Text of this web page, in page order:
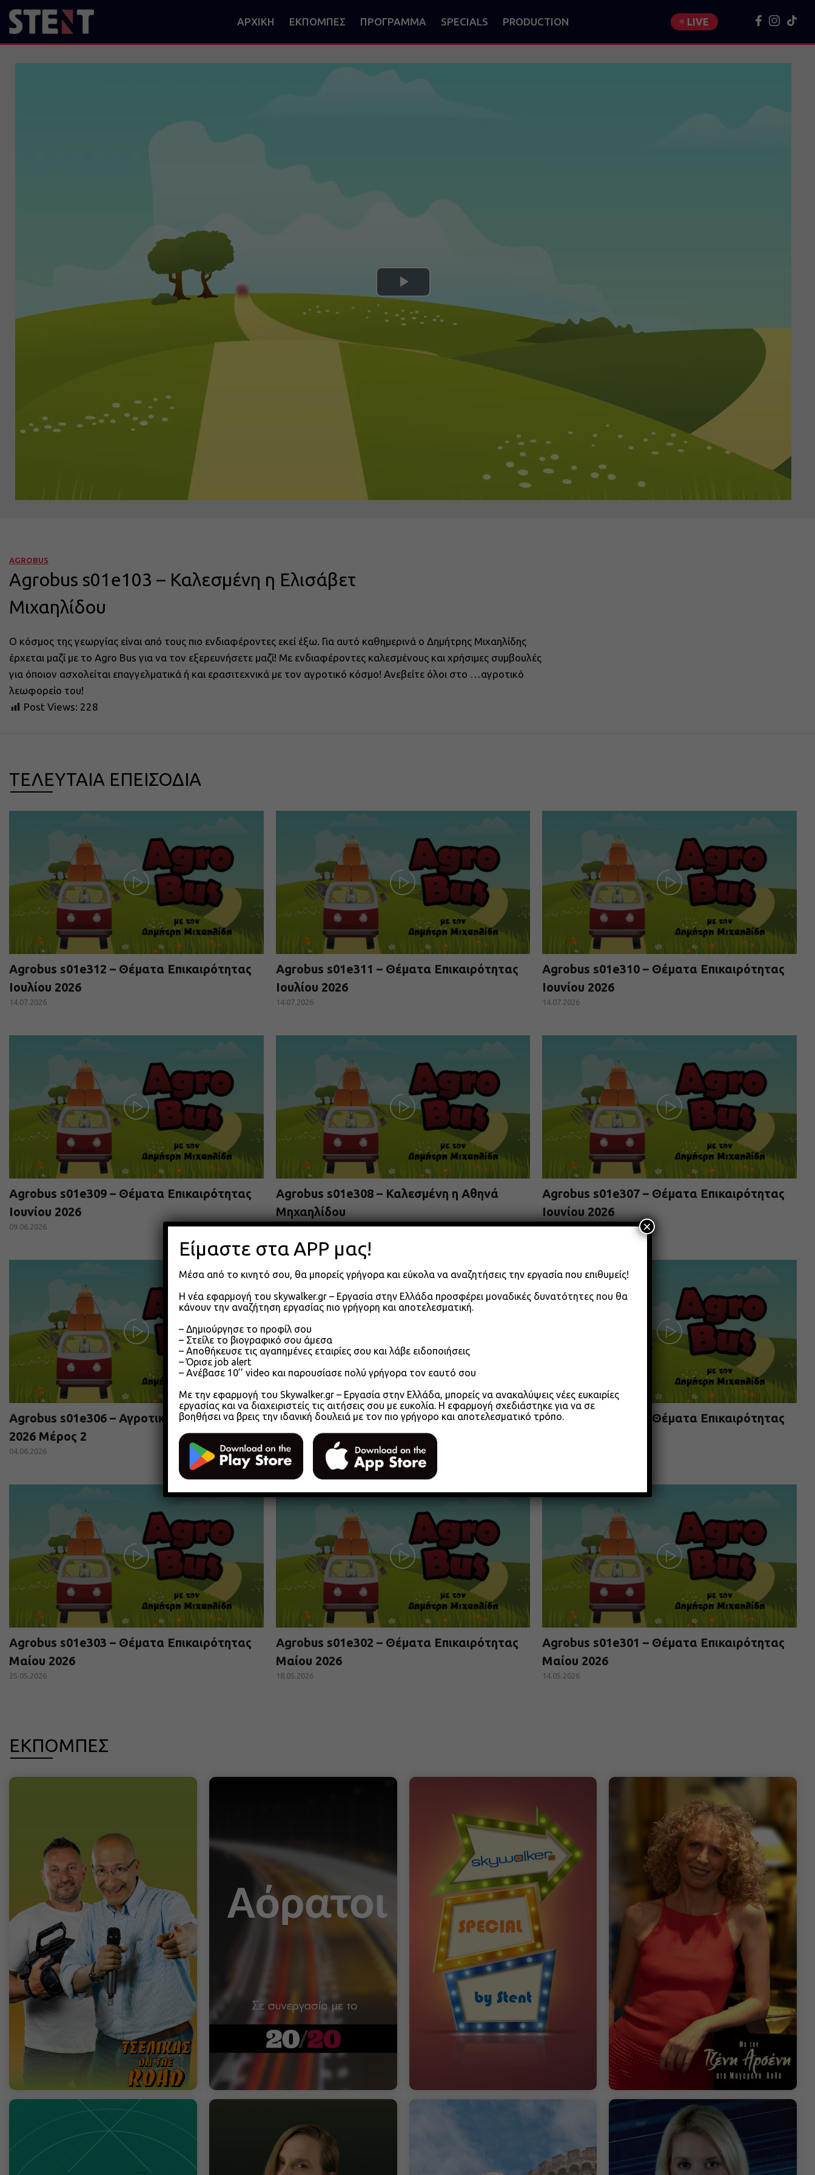
ΑΡΧΙΚΗ ΕΚΠΟΜΠΕΣ ΠΡΟΓΡΑΜΜΑ SPECIALS PRODUCTION LIVE
Play
Video
AGROBUS
Agrobus s01e103 – Καλεσμένη η Ελισάβετ
Μιχαηλίδου
Ο κόσμος της γεωργίας είναι από τους πιο ενδιαφέροντες εκεί έξω. Για αυτό καθημερινά ο Δημήτρης Μιχαηλίδης
έρχεται μαζί με το Agro Bus για να τον εξερευνήσετε μαζί! Με ενδιαφέροντες καλεσμένους και χρήσιμες συμβουλές
για όποιον ασχολείται επαγγελματικά ή και ερασιτεχνικά με τον αγροτικό κόσμο! Ανεβείτε όλοι στο …αγροτικό
λεωφορείο του!
Post Views: 228
ΤΕΛΕΥΤΑΙΑ ΕΠΕΙΣΟΔΙΑ
Agrobus s01e312 – Θέματα Επικαιρότητας
Ιουλίου 2026
14.07.2026
Agrobus s01e311 – Θέματα Επικαιρότητας
Ιουλίου 2026
14.07.2026
Agrobus s01e310 – Θέματα Επικαιρότητας
Ιουνίου 2026
14.07.2026
Agrobus s01e309 – Θέματα Επικαιρότητας
Ιουνίου 2026
09.06.2026
Agrobus s01e308 – Καλεσμένη η Αθηνά
Μηχαηλίδου
09.06.2026
Agrobus s01e307 – Θέματα Επικαιρότητας
Ιουνίου 2026
08.06.2026
Agrobus s01e306 – Αγροτικά Επιμελητήρια
2026 Μέρος 2
04.06.2026
Agrobus s01e305 – Αγροτικά Επιμελητήρια
2026 Μέρος 1
26.05.2026
Agrobus s01e304 – Θέματα Επικαιρότητας
Agrobus s01e303 – Θέματα Επικαιρότητας
Μαίου 2026
25.05.2026
Agrobus s01e302 – Θέματα Επικαιρότητας
Μαίου 2026
18.05.2026
Agrobus s01e301 – Θέματα Επικαιρότητας
Μαίου 2026
14.05.2026
ΕΚΠΟΜΠΕΣ
Είμαστε στα APP μας!
Μέσα από το κινητό σου, θα μπορείς γρήγορα και εύκολα να αναζητήσεις την εργασία που επιθυμείς!
Η νέα εφαρμογή του skywalker.gr – Εργασία στην Ελλάδα προσφέρει μοναδικές δυνατότητες που θα
κάνουν την αναζήτηση εργασίας πιο γρήγορη και αποτελεσματική.
– Δημιούργησε το προφίλ σου
– Στείλε το βιογραφικό σου άμεσα
– Αποθήκευσε τις αγαπημένες εταιρίες σου και λάβε ειδοποιήσεις
– Όρισε job alert
– Ανέβασε 10’’ video και παρουσίασε πολύ γρήγορα τον εαυτό σου
Με την εφαρμογή του Skywalker.gr – Εργασία στην Ελλάδα, μπορείς να ανακαλύψεις νέες ευκαιρίες
εργασίας και να διαχειριστείς τις αιτήσεις σου με ευκολία. Η εφαρμογή σχεδιάστηκε για να σε
βοηθήσει να βρεις την ιδανική δουλειά με τον πιο γρήγορο και αποτελεσματικό τρόπο.
×